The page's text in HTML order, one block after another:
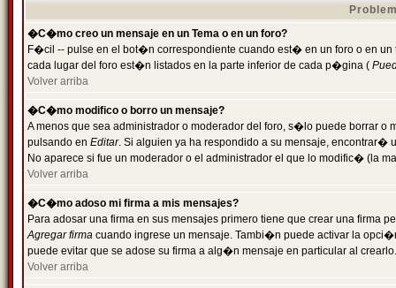
�C�mo creo un mensaje en un Tema o en un foro?
F�cil -- pulse en el bot�n correspondiente cuando est� en un foro o en
cada lugar del foro est�n listados en la parte inferior de cada p�gina (
Volver arriba
�C�mo modifico o borro un mensaje?
A menos que sea administrador o moderador del foro, s�lo puede borrar o
pulsando en Editar. Si alguien ya ha respondido a su mensaje, encontrar�
No aparece si fue un moderador o el administrador el que lo modific� (la
Volver arriba
�C�mo adoso mi firma a mis mensajes?
Para adosar una firma en sus mensajes primero tiene que crear una firma
Agregar firma cuando ingrese un mensaje. Tambi�n puede activar la
puede evitar que se adose su firma a alg�n mensaje en particular al crearlo.
Volver arriba